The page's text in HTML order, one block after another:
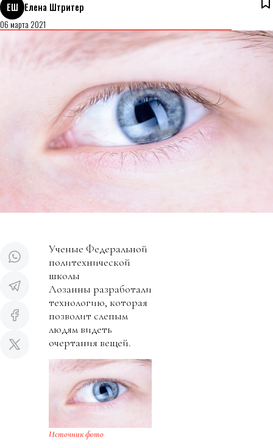
ЕШ Елена Штритер
06 марта 2021
Ученые Федеральной
политехнической
школы
Лозанны разработали
технологию, которая
позволит слепым
людям видеть
очертания вещей.
Источник фото